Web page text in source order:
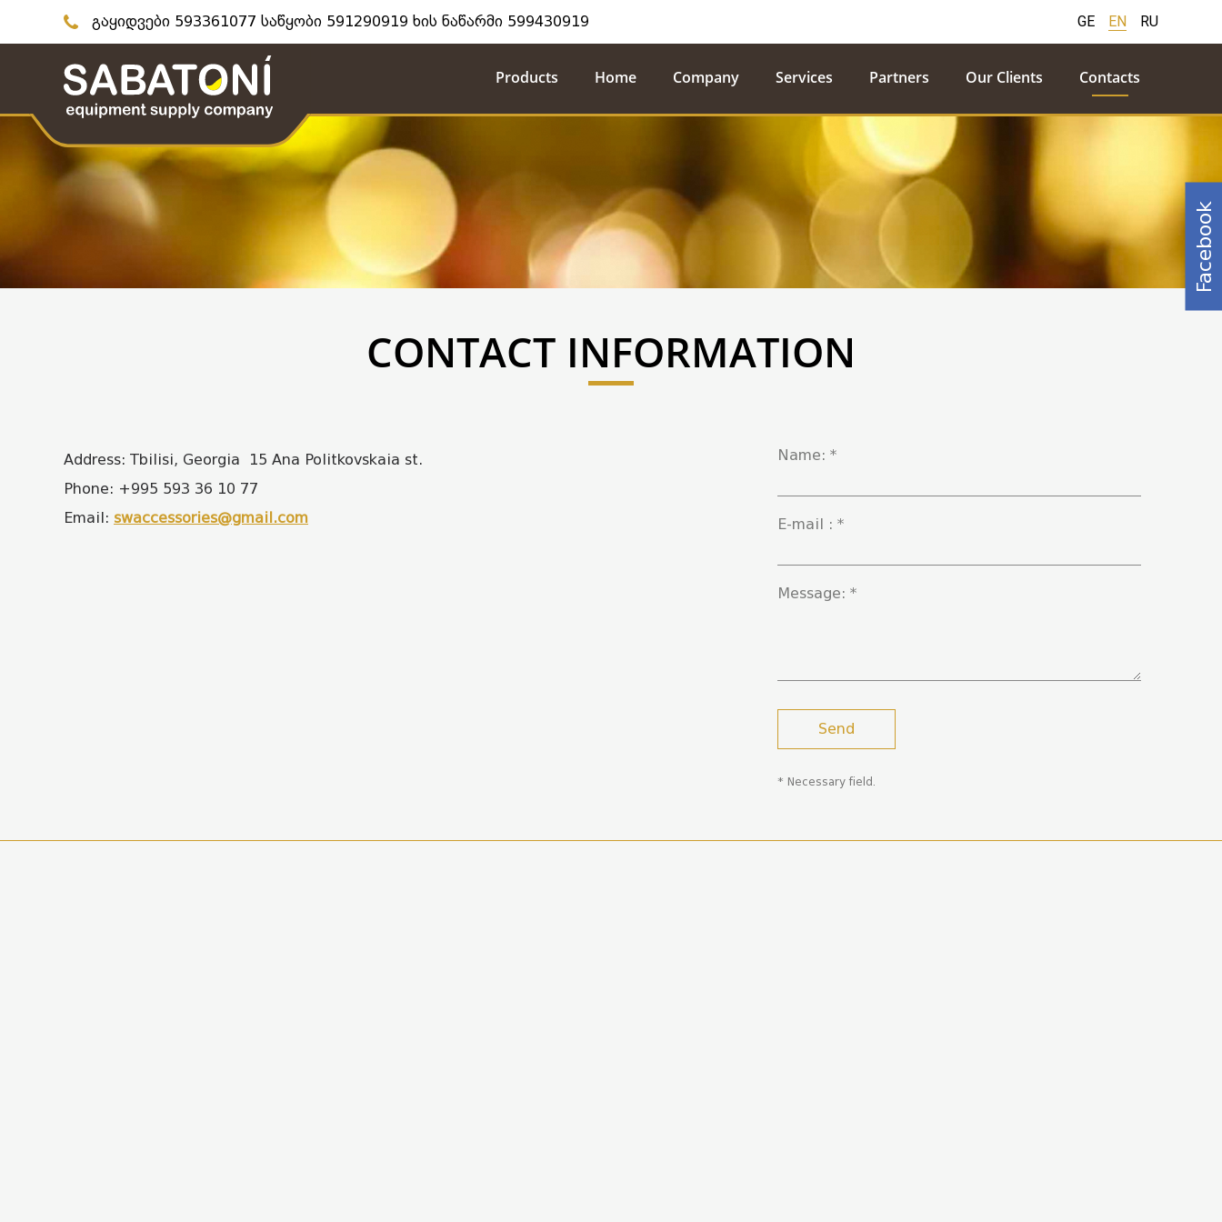
გაყიდვები 593361077 საწყობი 591290919 ხის ნაწარმი 599430919 GE EN RU
Products Home Company Services Partners Our Clients Contacts
Facebook
CONTACT INFORMATION
Address: Tbilisi, Georgia 15 Ana Politkovskaia st.
Phone: +995 593 36 10 77
Email: swaccessories@gmail.com
Name: *
E-mail : *
Message: *
* Necessary field.